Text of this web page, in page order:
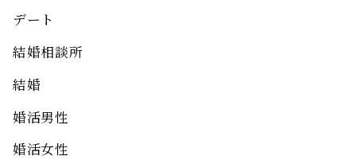
デート
結婚相談所
結婚
婚活男性
婚活女性